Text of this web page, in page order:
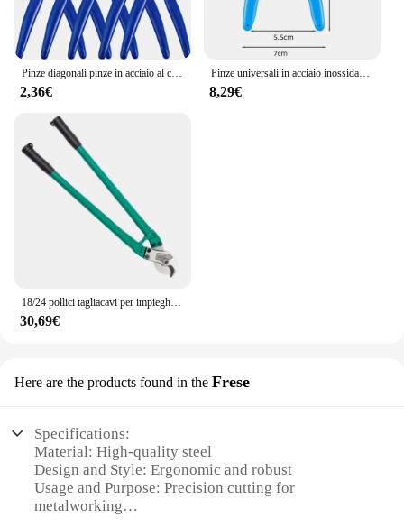
2,36€
Pinze universali in acciaio inossidabile tronchesi per taglio laterale diagonale elettronica fai-da-te tagliacavi per cavi parti della stampante 3D utensili manuali
8,29€
18/24 pollici tagliacavi per impieghi gravosi forbici manuali per cavi forbici in acciaio pinze tagliabulloni strumenti per elettricisti
30,69€
Here are the products found in the Frese
Specifications:
Material: High-quality steel
Design and Style: Ergonomic and robust
Usage and Purpose: Precision cutting for
metalworking